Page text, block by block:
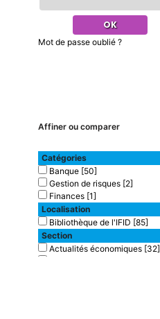
Mot de passe oublié ?
Affiner ou comparer
Catégories
Banque [50]
Gestion de risques [2]
Finances [1]
Localisation
Bibliothèque de l'IFID [85]
Section
Actualités économiques [32]